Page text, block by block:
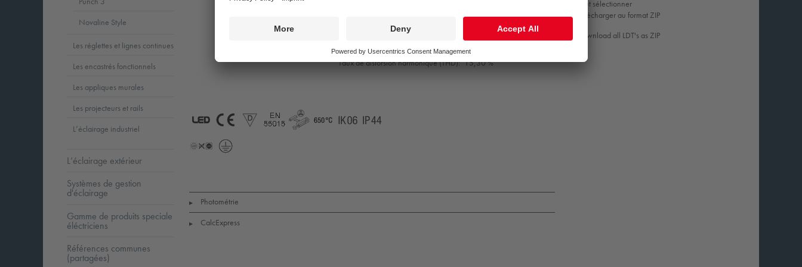
Tout sélectionner
Télécharger au format ZIP
Download all LDT's as ZIP
L85 50000 h à 25 °C
Puissance du luminaire*:
Catégorie de maintenance CIE 97: D - Fermé IP2X
Taux de distorsion harmonique (THD): 15,30 %
▶ Photométrie
▶ CalcExpress
Novaline Style
Les réglettes et lignes continues
Les encastrés fonctionnels
Les appliques murales
Les projecteurs et rails
L’éclairage industriel
L’éclairage extérieur
Systèmes de gestion
d'éclairage
Gamme de produits speciale
éléctriciens
Références communes
(partagées)